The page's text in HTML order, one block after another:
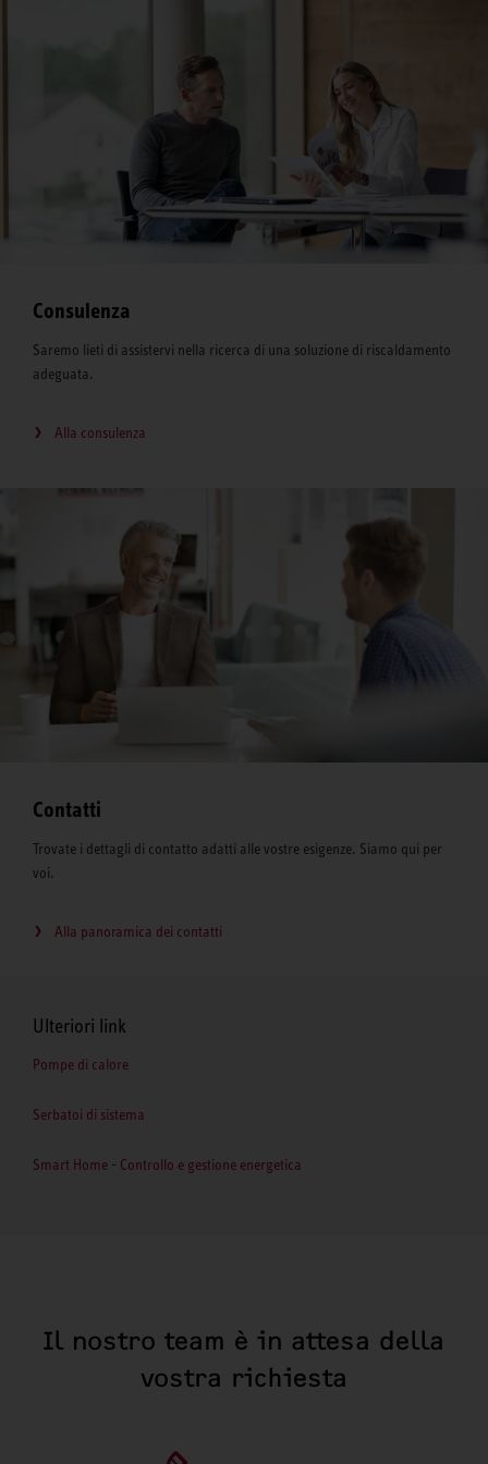
Consulenza
Saremo lieti di assistervi nella ricerca di una soluzione di riscaldamento
adeguata.
Alla consulenza
Contatti
Trovate i dettagli di contatto adatti alle vostre esigenze. Siamo qui per
voi.
Alla panoramica dei contatti
Ulteriori link
Pompe di calore
Serbatoi di sistema
Smart Home - Controllo e gestione energetica
Il nostro team è in attesa della
vostra richiesta